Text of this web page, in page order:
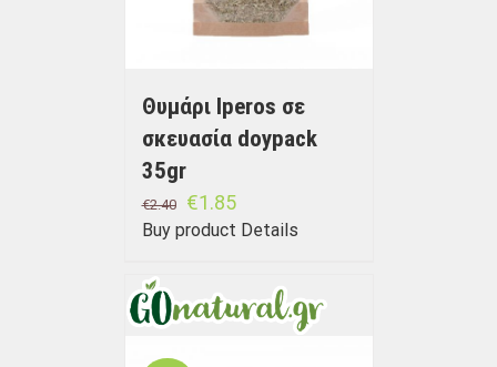
Θυμάρι Iperos σε
σκευασία doypack
35gr
€2.40 €1.85
Buy product Details